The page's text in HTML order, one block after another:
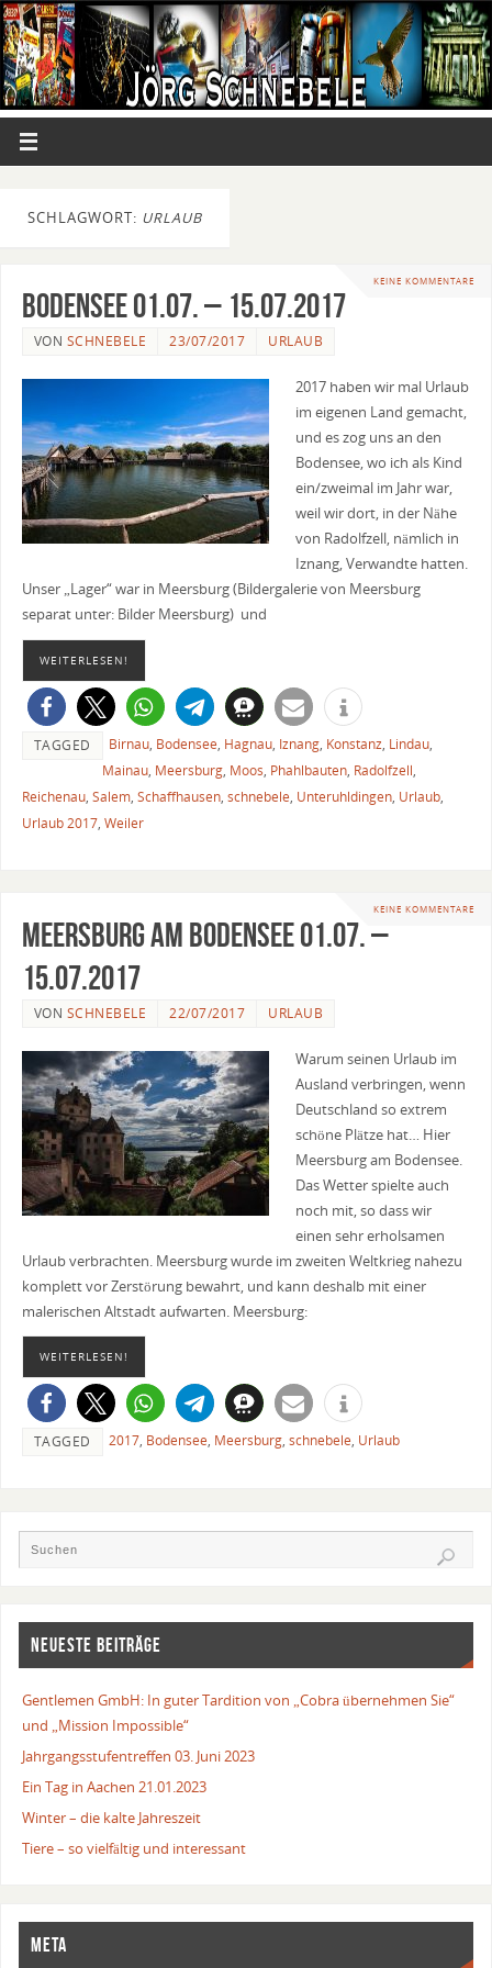
SCHLAGWORT: URLAUB
KEINE KOMMENTARE
Bodensee 01.07. – 15.07.2017
VON SCHNEBELE 23/07/2017 URLAUB
2017 haben wir mal Urlaub
im eigenen Land gemacht,
und es zog uns an den
Bodensee, wo ich als Kind
ein/zweimal im Jahr war,
weil wir dort, in der Nähe
von Radolfzell, nämlich in
Iznang, Verwandte hatten.
Unser „Lager“ war in Meersburg (Bildergalerie von Meersburg
separat unter: Bilder Meersburg) und
WEITERLESEN!
TAGGED Birnau, Bodensee, Hagnau, Iznang, Konstanz, Lindau,
Mainau, Meersburg, Moos, Phahlbauten, Radolfzell,
Reichenau, Salem, Schaffhausen, schnebele, Unteruhldingen, Urlaub,
Urlaub 2017, Weiler
KEINE KOMMENTARE
Meersburg am Bodensee 01.07. –
15.07.2017
VON SCHNEBELE 22/07/2017 URLAUB
Warum seinen Urlaub im
Ausland verbringen, wenn
Deutschland so extrem
schöne Plätze hat… Hier
Meersburg am Bodensee.
Das Wetter spielte auch
noch mit, so dass wir
einen sehr erholsamen
Urlaub verbrachten. Meersburg wurde im zweiten Weltkrieg nahezu
komplett vor Zerstörung bewahrt, und kann deshalb mit einer
malerischen Altstadt aufwarten. Meersburg:
WEITERLESEN!
TAGGED 2017, Bodensee, Meersburg, schnebele, Urlaub
NEUESTE BEITRÄGE
Gentlemen GmbH: In guter Tardition von „Cobra übernehmen Sie“
und „Mission Impossible“
Jahrgangsstufentreffen 03. Juni 2023
Ein Tag in Aachen 21.01.2023
Winter – die kalte Jahreszeit
Tiere – so vielfältig und interessant
META